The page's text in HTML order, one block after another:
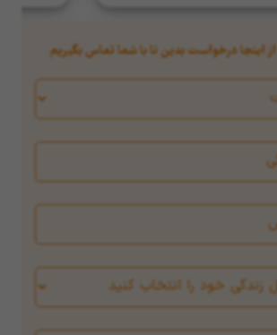
از اینجا درخواست بدین تا با شما تماس بگیریم